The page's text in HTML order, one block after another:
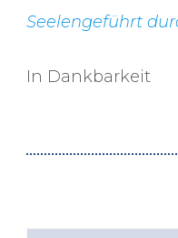
Seelengeführt
In Dankbarkeit